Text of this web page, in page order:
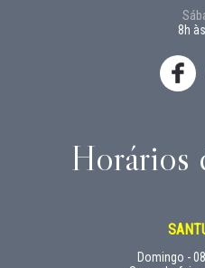
8h
Horários
Domingo -